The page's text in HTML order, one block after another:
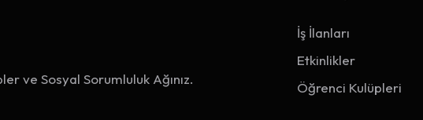
ve Sosyal Sorumluluk Ağınız.
İş İlanları
Etkinlikler
Öğrenci Kulüpleri